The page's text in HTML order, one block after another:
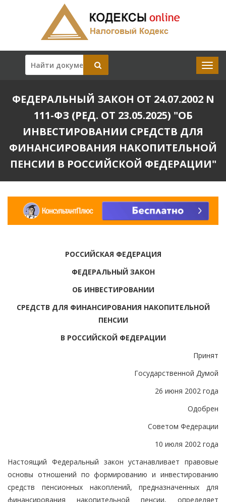
ФЕДЕРАЛЬНЫЙ ЗАКОН ОТ 24.07.2002 N
111-ФЗ (РЕД. ОТ 23.05.2025) "ОБ
ИНВЕСТИРОВАНИИ СРЕДСТВ ДЛЯ
ФИНАНСИРОВАНИЯ НАКОПИТЕЛЬНОЙ
ПЕНСИИ В РОССИЙСКОЙ ФЕДЕРАЦИИ"
РОССИЙСКАЯ ФЕДЕРАЦИЯ
ФЕДЕРАЛЬНЫЙ ЗАКОН
ОБ ИНВЕСТИРОВАНИИ
СРЕДСТВ ДЛЯ ФИНАНСИРОВАНИЯ НАКОПИТЕЛЬНОЙ
ПЕНСИИ
В РОССИЙСКОЙ ФЕДЕРАЦИИ
Принят
Государственной Думой
26 июня 2002 года
Одобрен
Советом Федерации
10 июля 2002 года
Настоящий Федеральный закон устанавливает правовые
основы отношений по формированию и инвестированию
средств пенсионных накоплений, предназначенных для
финансирования накопительной пенсии, определяет